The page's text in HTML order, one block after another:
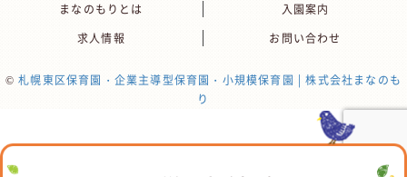
まなのもりとは
入園案内
求人情報
お問い合わせ
©札幌東区保育園・企業主導型保育園・小規模保育園 | 株式会社まなのも
り